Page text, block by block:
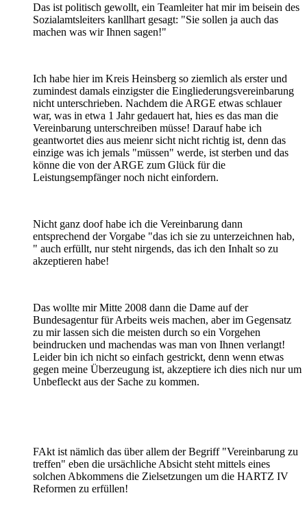
Das ist politisch gewollt, ein Teamleiter hat mir im beisein des
Sozialamtsleiters kanllhart gesagt: "Sie sollen ja auch das
machen was wir Ihnen sagen!"
Ich habe hier im Kreis Heinsberg so ziemlich als erster und
zumindest damals einzigster die Eingliederungsvereinbarung
nicht unterschrieben. Nachdem die ARGE etwas schlauer
war, was in etwa 1 Jahr gedauert hat, hies es das man die
Vereinbarung unterschreiben müsse! Darauf habe ich
geantwortet dies aus meienr sicht nicht richtig ist, denn das
einzige was ich jemals "müssen" werde, ist sterben und das
könne die von der ARGE zum Glück für die
Leistungsempfänger noch nicht einfordern.
Nicht ganz doof habe ich die Vereinbarung dann
entsprechend der Vorgabe "das ich sie zu unterzeichnen hab,
" auch erfüllt, nur steht nirgends, das ich den Inhalt so zu
akzeptieren habe!
Das wollte mir Mitte 2008 dann die Dame auf der
Bundesagentur für Arbeits weis machen, aber im Gegensatz
zu mir lassen sich die meisten durch so ein Vorgehen
beindrucken und machendas was man von Ihnen verlangt!
Leider bin ich nicht so einfach gestrickt, denn wenn etwas
gegen meine Überzeugung ist, akzeptiere ich dies nich nur um
Unbefleckt aus der Sache zu kommen.
FAkt ist nämlich das über allem der Begriff "Vereinbarung zu
treffen" eben die ursächliche Absicht steht mittels eines
solchen Abkommens die Zielsetzungen um die HARTZ IV
Reformen zu erfüllen!